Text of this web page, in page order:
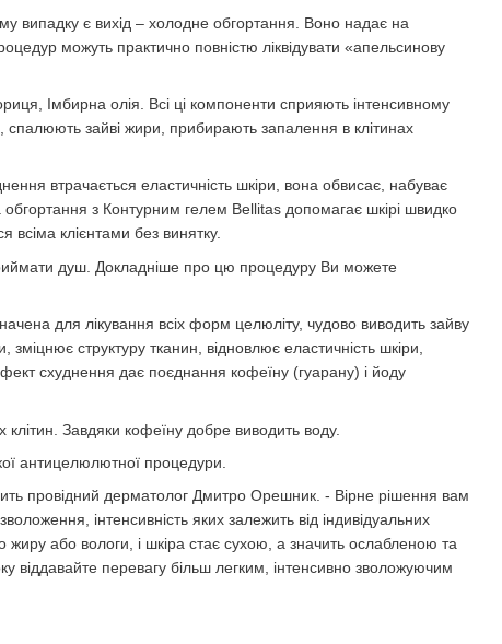
випадку є вихід – холодне обгортання. Воно надає на
можуть практично повністю ліквідувати «апельсинову
Імбирна олія. Всі ці компоненти сприяють інтенсивному
зайві жири, прибирають запалення в клітинах
втрачається еластичність шкіри, вона обвисає, набуває
з Контурним гелем Bellitas допомагає шкірі швидко
всіма клієнтами без винятку.
душ. Докладніше про цю процедуру Ви можете
для лікування всіх форм целюліту, чудово виводить зайву
структуру тканин, відновлює еластичність шкіри,
схуднення дає поєднання кофеїну (гуарану) і йоду
Завдяки кофеїну добре виводить воду.
антицелюлютної процедури.
провідний дерматолог Дмитро Орешник. - Вірне рішення вам
інтенсивність яких залежить від індивідуальних
жиру або вологи, і шкіра стає сухою, а значить ослабленою та
віддавайте перевагу більш легким, інтенсивно зволожуючим